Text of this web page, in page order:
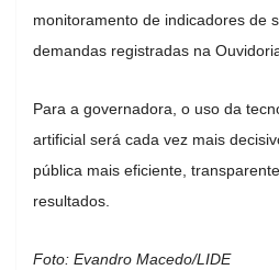
monitoramento de indicadores de
demandas registradas na
Para a governadora, o uso da
artificial será cada vez mais
pública mais eficiente,
resultados.
Foto: Evandro Macedo/LIDE